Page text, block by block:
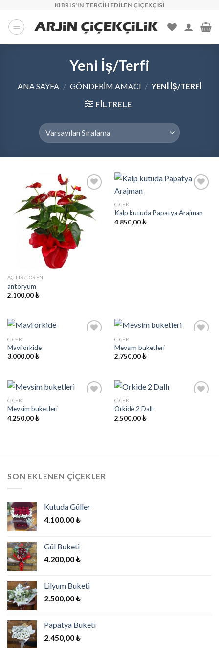
KIBRIS'IN TERCIH EDILEN ÇIÇEKÇISI
Yeni İş/Terfi
ANA SAYFA / GÖNDERIM AMACI / YENI İŞ/TERFI
FILTRELE
Add to
wishlist
AÇILIŞ/TÖREN
antoryum
2.100,00₺
Add to
ÇIÇEK
Kalp kutuda Papatya Arajman
4.850,00₺
ÇIÇEK
Mavi orkide
3.000,00₺
ÇIÇEK
Mevsim buketleri
2.750,00₺
ÇIÇEK
Mevsim buketleri
4.250,00₺
ÇIÇEK
Orkide 2 Dallı
2.500,00₺
SON EKLENEN ÇIÇEKLER
Kutuda Güller
4.100,00₺
Gül Buketi
4.200,00₺
Lilyum Buketi
2.500,00₺
Papatya Buketi
2.450,00₺